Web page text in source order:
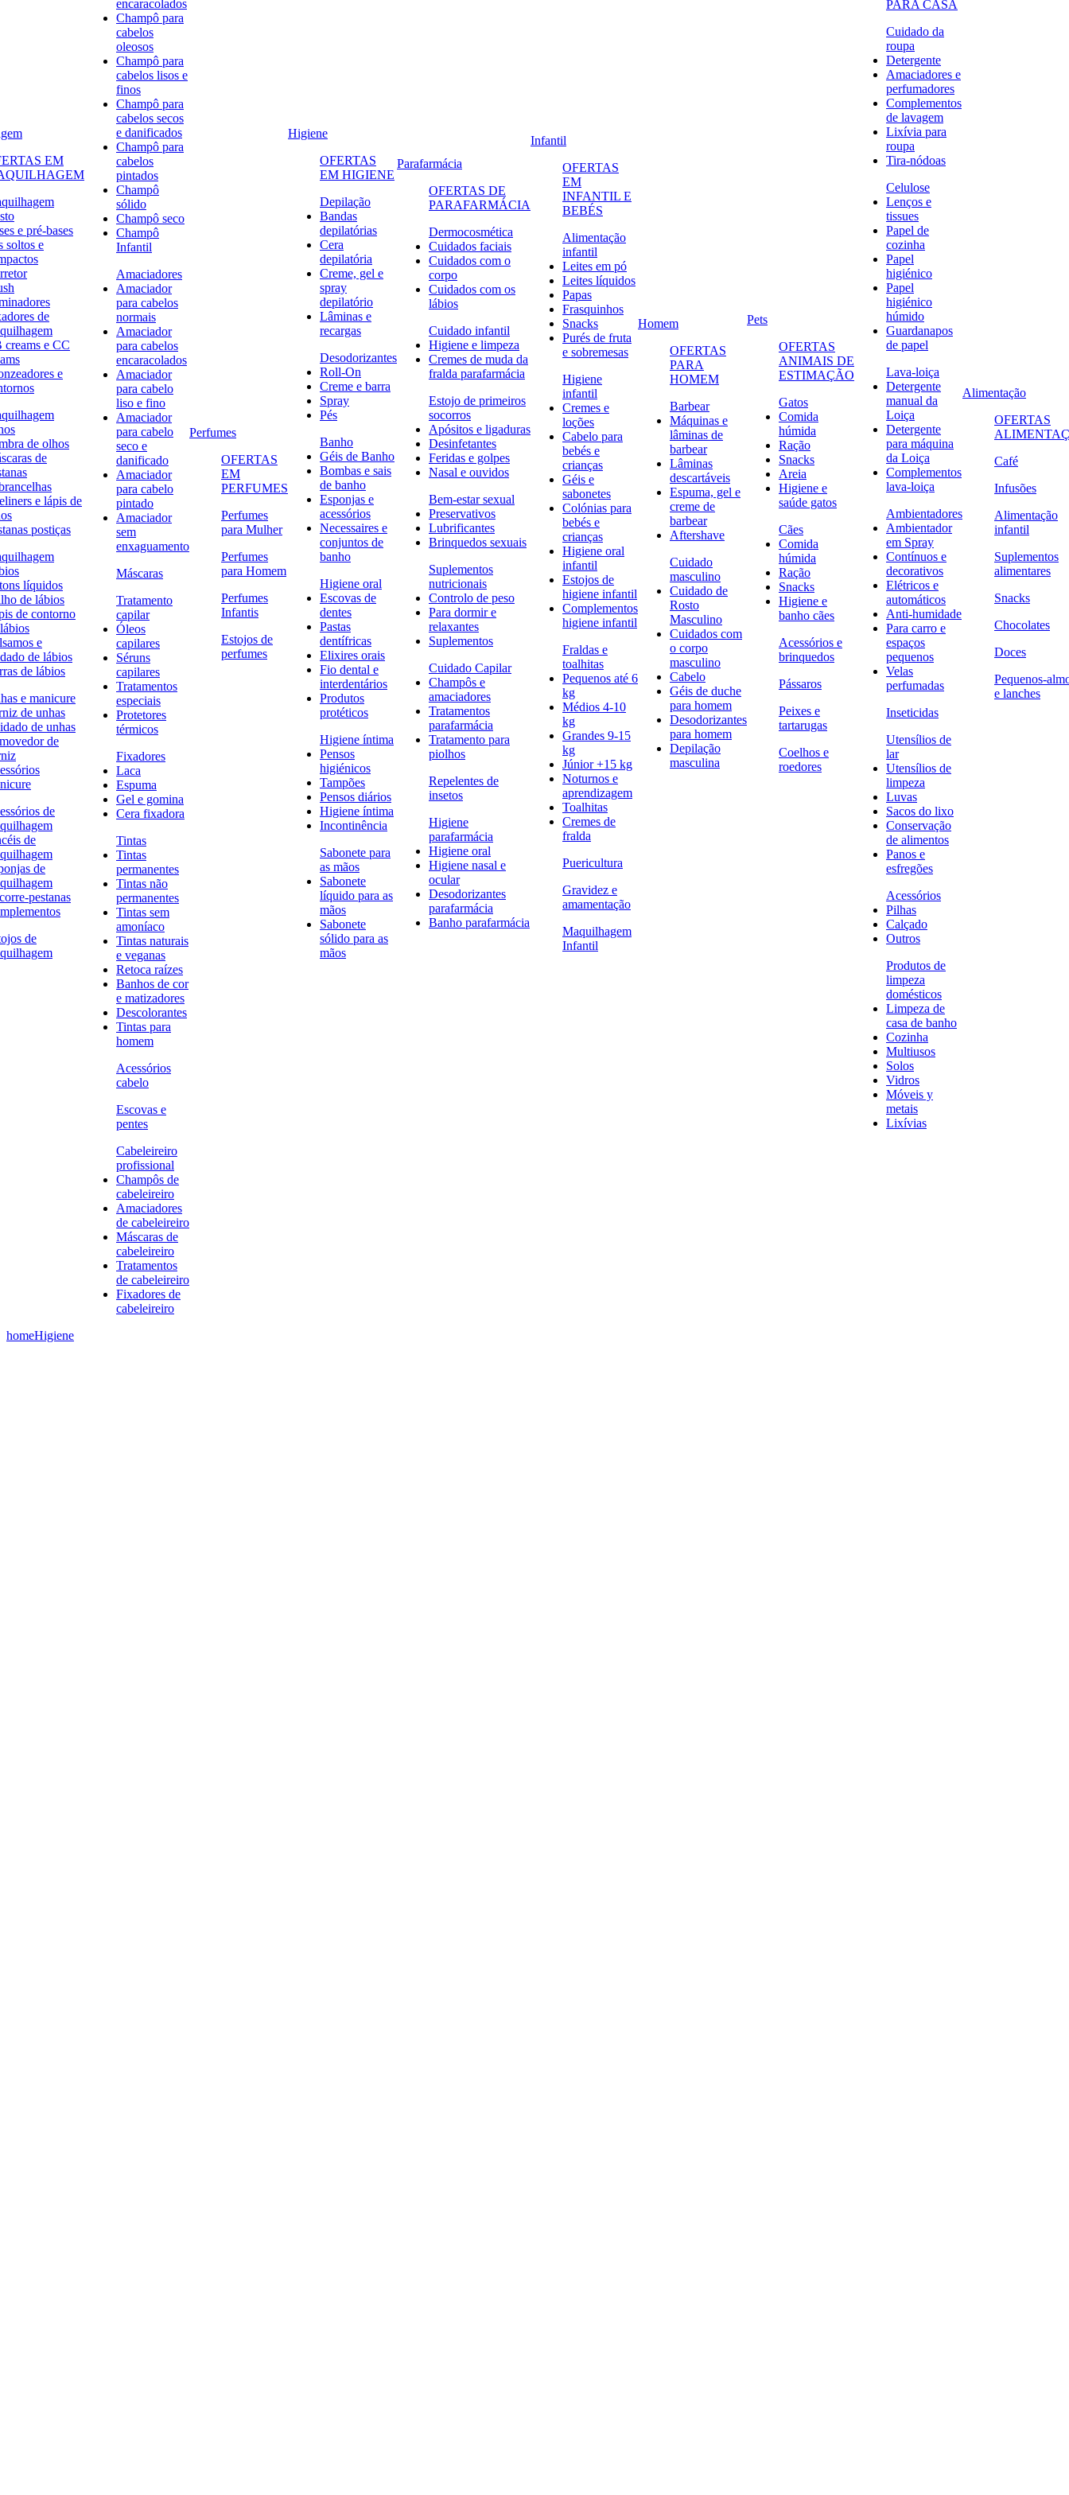
EM
e pré-bases
soltos e
de
creams e CC
e
de olhos
de
e lápis de
postiças
líquidos
de lábios
de contorno
e
de lábios
de lábios
e manicure
de unhas
de unhas
de
de
de
de
pestanas
de
encaracolados
Champô para
cabelos
oleosos
Champô para
cabelos lisos e
finos
Champô para
cabelos secos
e danificados
Champô para
cabelos
pintados
Champô
sólido
Champô seco
Champô
Infantil
Amaciadores
Amaciador
para cabelos
normais
Amaciador
para cabelos
encaracolados
Amaciador
para cabelo
liso e fino
Amaciador
para cabelo
seco e
danificado
Amaciador
para cabelo
pintado
Amaciador
sem
enxaguamento
Máscaras
Tratamento
capilar
Óleos
capilares
Séruns
capilares
Tratamentos
especiais
Protetores
térmicos
Fixadores
Laca
Espuma
Gel e gomina
Cera fixadora
Tintas
Tintas
permanentes
Tintas não
permanentes
Tintas sem
amoníaco
Tintas naturais
e veganas
Retoca raízes
Banhos de cor
e matizadores
Descolorantes
Tintas para
homem
Acessórios
cabelo
Escovas e
pentes
Cabeleireiro
profissional
Champôs de
cabeleireiro
Amaciadores
de cabeleireiro
Máscaras de
cabeleireiro
Tratamentos
de cabeleireiro
Fixadores de
cabeleireiro
Perfumes
OFERTAS
EM
PERFUMES
Perfumes
para Mulher
Perfumes
para Homem
Perfumes
Infantis
Estojos de
perfumes
Higiene
OFERTAS
EM HIGIENE
Depilação
Bandas
depilatórias
Cera
depilatória
Creme, gel e
spray
depilatório
Lâminas e
recargas
Desodorizantes
Roll-On
Creme e barra
Spray
Pés
Banho
Géis de Banho
Bombas e sais
de banho
Esponjas e
acessórios
Necessaires e
conjuntos de
banho
Higiene oral
Escovas de
dentes
Pastas
dentífricas
Elixires orais
Fio dental e
interdentários
Produtos
protéticos
Higiene íntima
Pensos
higiénicos
Tampões
Pensos diários
Higiene íntima
Incontinência
Sabonete para
as mãos
Sabonete
líquido para as
mãos
Sabonete
sólido para as
mãos
Parafarmácia
OFERTAS DE
PARAFARMÁCIA
Dermocosmética
Cuidados faciais
Cuidados com o
corpo
Cuidados com os
lábios
Cuidado infantil
Higiene e limpeza
Cremes de muda da
fralda parafarmácia
Estojo de primeiros
socorros
Apósitos e ligaduras
Desinfetantes
Feridas e golpes
Nasal e ouvidos
Bem-estar sexual
Preservativos
Lubrificantes
Brinquedos sexuais
Suplementos
nutricionais
Controlo de peso
Para dormir e
relaxantes
Suplementos
Cuidado Capilar
Champôs e
amaciadores
Tratamentos
parafarmácia
Tratamento para
piolhos
Repelentes de
insetos
Higiene
parafarmácia
Higiene oral
Higiene nasal e
ocular
Desodorizantes
parafarmácia
Banho parafarmácia
Infantil
OFERTAS
EM
INFANTIL E
BEBÉS
Alimentação
infantil
Leites em pó
Leites líquidos
Papas
Frasquinhos
Snacks
Purés de fruta
e sobremesas
Higiene
infantil
Cremes e
loções
Cabelo para
bebés e
crianças
Géis e
sabonetes
Colónias para
bebés e
crianças
Higiene oral
infantil
Estojos de
higiene infantil
Complementos
higiene infantil
Fraldas e
toalhitas
Pequenos até 6
kg
Médios 4-10
kg
Grandes 9-15
kg
Júnior +15 kg
Noturnos e
aprendizagem
Toalhitas
Cremes de
fralda
Puericultura
Gravidez e
amamentação
Maquilhagem
Infantil
Homem
OFERTAS
PARA
HOMEM
Barbear
Máquinas e
lâminas de
barbear
Lâminas
descartáveis
Espuma, gel e
creme de
barbear
Aftershave
Cuidado
masculino
Cuidado de
Rosto
Masculino
Cuidados com
o corpo
masculino
Cabelo
Géis de duche
para homem
Desodorizantes
para homem
Depilação
masculina
Pets
OFERTAS
ANIMAIS DE
ESTIMAÇÃO
Gatos
Comida
húmida
Ração
Snacks
Areia
Higiene e
saúde gatos
Cães
Comida
húmida
Ração
Snacks
Higiene e
banho cães
Acessórios e
brinquedos
Pássaros
Peixes e
tartarugas
Coelhos e
roedores
PARA CASA
Cuidado da
roupa
Detergente
Amaciadores e
perfumadores
Complementos
de lavagem
Lixívia para
roupa
Tira-nódoas
Celulose
Lenços e
tissues
Papel de
cozinha
Papel
higiénico
Papel
higiénico
húmido
Guardanapos
de papel
Lava-loiça
Detergente
manual da
Loiça
Detergente
para máquina
da Loiça
Complementos
lava-loiça
Ambientadores
Ambientador
em Spray
Contínuos e
decorativos
Elétricos e
automáticos
Anti-humidade
Para carro e
espaços
pequenos
Velas
perfumadas
Inseticidas
Utensílios de
lar
Utensílios de
limpeza
Luvas
Sacos do lixo
Conservação
de alimentos
Panos e
esfregões
Acessórios
Pilhas
Calçado
Outros
Produtos de
limpeza
domésticos
Limpeza de
casa de banho
Cozinha
Multiusos
Solos
Vidros
Móveis y
metais
Lixívias
Alimentação
OFERTAS
Café
Infusões
Alimentação
infantil
Suplementos
alimentares
Snacks
Chocolates
Doces
Pequenos-
e lanches
homeHigiene